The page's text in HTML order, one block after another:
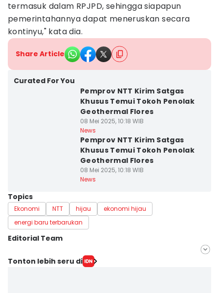
termasuk dalam RPJPD, sehingga siapapun
pemerintahannya dapat meneruskan secara
kontinyu," kata dia.
Share Article
Curated For You
Pemprov NTT Kirim Satgas
Khusus Temui Tokoh Penolak
Geothermal Flores
08 Mei 2025, 10:18 WIB
News
Pemprov NTT Kirim Satgas
Khusus Temui Tokoh Penolak
Geothermal Flores
08 Mei 2025, 10:18 WIB
News
Topics
Ekonomi NTT hijau
ekonomi hijau
energi baru terbarukan
Editorial Team
Editor
Tonton lebih seru di